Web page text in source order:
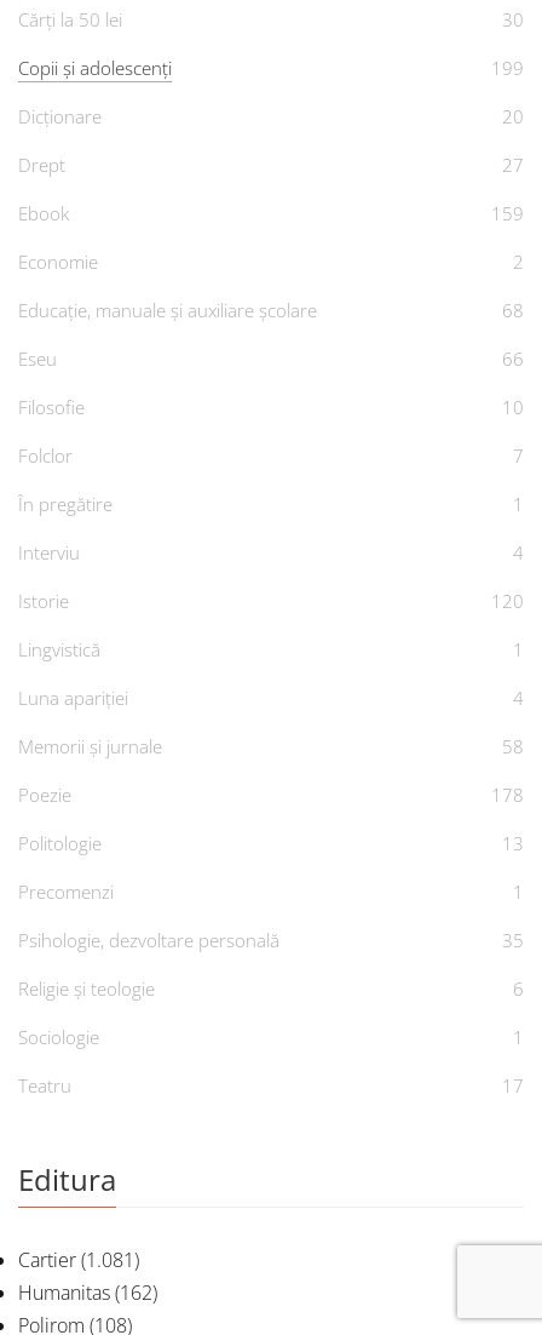
Cărți la 50 lei
30
Copii și adolescenți
199
Dicționare
20
Drept
27
Ebook
159
Economie
2
Educație, manuale și auxiliare școlare
68
Eseu
66
Filosofie
10
Folclor
7
În pregătire
1
Interviu
4
Istorie
120
Lingvistică
1
Luna apariției
4
Memorii și jurnale
58
Poezie
178
Politologie
13
Precomenzi
1
Psihologie, dezvoltare personală
35
Religie și teologie
6
Sociologie
1
Teatru
17
Editura
Cartier(1.081)
Humanitas(162)
Polirom (108)